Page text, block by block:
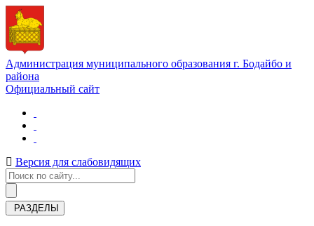
Администрация муниципального образования г. Бодайбо и
района
Официальный сайт
Версия для слабовидящих
РАЗДЕЛЫ